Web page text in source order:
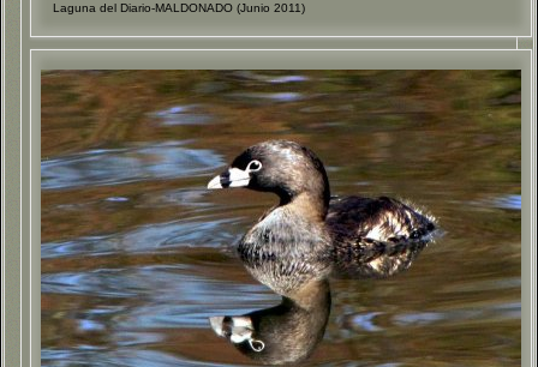
Laguna del Diario-MALDONADO (Junio 2011)